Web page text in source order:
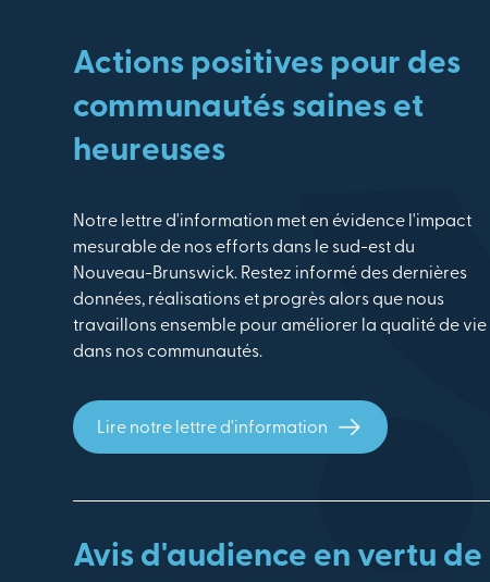
Actions positives pour des
communautés saines et
heureuses
Notre lettre d'information met en évidence l'impact
mesurable de nos efforts dans le sud-est du
Nouveau-Brunswick. Restez informé des dernières
données, réalisations et progrès alors que nous
travaillons ensemble pour améliorer la qualité de vie
dans nos communautés.
Lire notre lettre d'information
Avis d'audience en vertu de